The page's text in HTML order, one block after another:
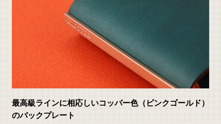
最高級ラインに相応しいコッパー色（ピンクゴールド）
のバックプレート